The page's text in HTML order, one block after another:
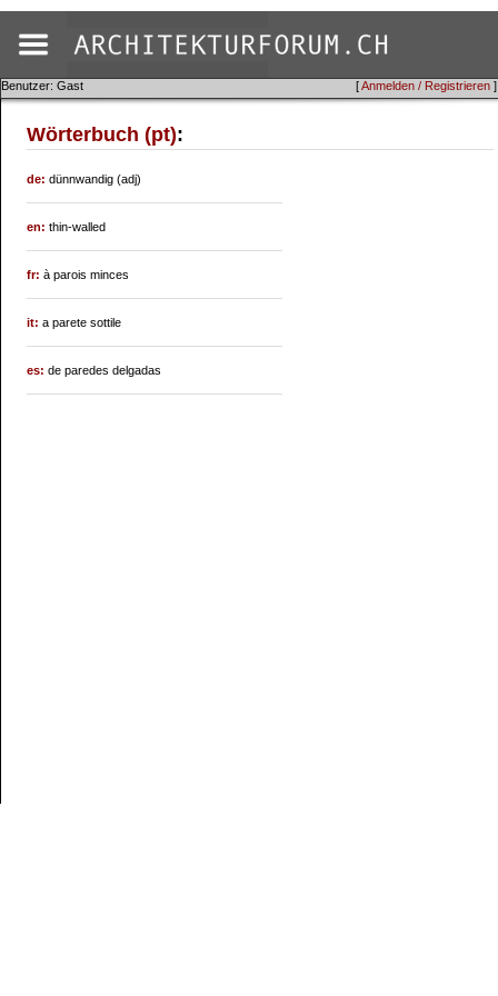
[Anmelden / Registrieren ]
Benutzer: Gast
Wörterbuch (pt):
de:dünnwandig (adj)
en:thin-walled
fr:à parois minces
it:a parete sottile
es:de paredes delgadas